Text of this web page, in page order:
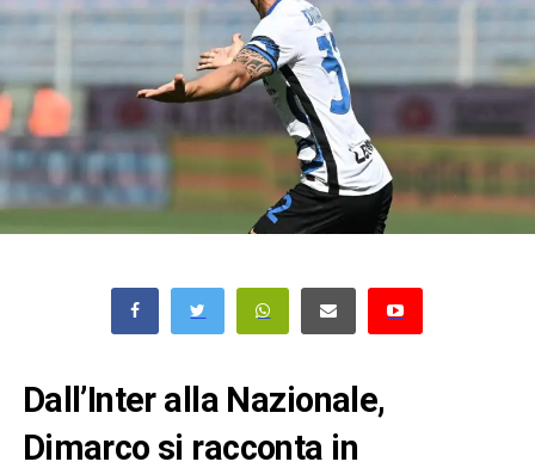
Dall’Inter alla Nazionale,
Dimarco si racconta in